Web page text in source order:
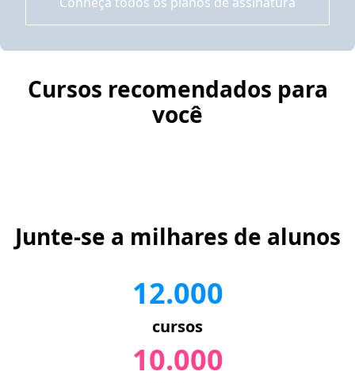
Cursos recomendados para
você
Junte-se a milhares de alunos
12.000
cursos
10.000